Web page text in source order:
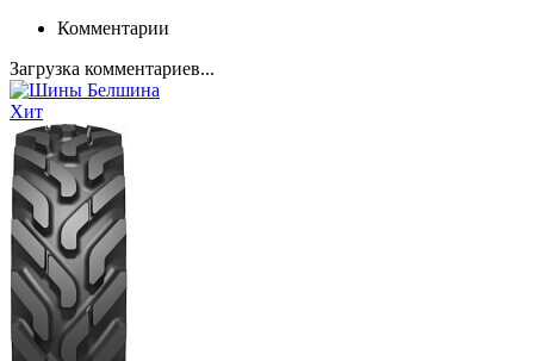
Комментарии
Загрузка комментариев...
Хит